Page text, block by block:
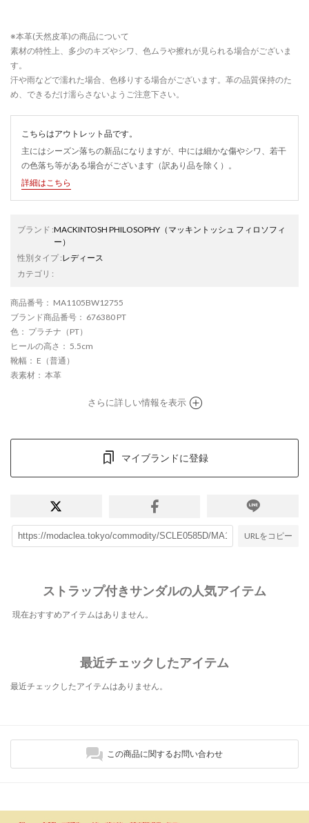
※本革(天然皮革)の商品について
素材の特性上、多少のキズやシワ、色ムラや擦れが見られる場合がございま
す。
汗や雨などで濡れた場合、色移りする場合がございます。革の品質保持のた
め、できるだけ濡らさないようご注意下さい。
こちらはアウトレット品です。
主にはシーズン落ちの新品になりますが、中には細かな傷やシワ、若干
の色落ち等がある場合がございます（訳あり品を除く）。
詳細はこちら
ブランド :MACKINTOSH PHILOSOPHY （マッキントッシュ フィロソフィ
ー）
性別タイプ:レディース
カテゴリ :
商品番号 ： MA1105BW12755
ブランド商品番号 ： 676380 PT
色 ： プラチナ（PT）
ヒールの高さ ： 5.5cm
靴幅 ： E（普通）
表素材 ： 本革
さらに詳しい情報を表示
マイブランドに登録
URLをコピー
ストラップ付きサンダルの人気アイテム
現在おすすめアイテムはありません。
最近チェックしたアイテム
最近チェックしたアイテムはありません。
この商品に関するお問い合わせ